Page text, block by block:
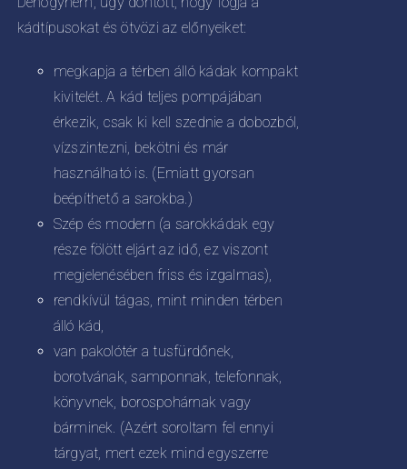
kádtípusokat és ötvözi az előnyeiket:
megkapja a térben álló kádak kompakt
kivitelét. A kád teljes pompájában
érkezik, csak ki kell szednie a dobozból,
vízszintezni, bekötni és már
használható is. (Emiatt gyorsan
beépíthető a sarokba.)
Szép és modern (a sarokkádak egy
része fölött eljárt az idő, ez viszont
megjelenésében friss és izgalmas),
rendkívül tágas, mint minden térben
álló kád,
van pakolótér a tusfürdőnek,
borotvának, samponnak, telefonnak,
könyvnek, borospohárnak vagy
bárminek. (Azért soroltam fel ennyi
tárgyat, mert ezek mind egyszerre